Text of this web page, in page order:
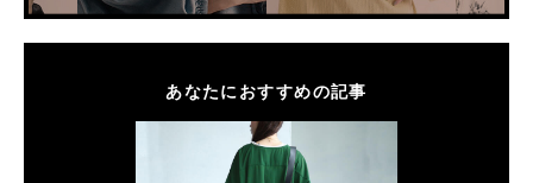
あなたにおすすめの記事